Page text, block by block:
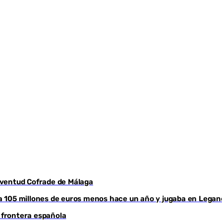
Cofrade de Málaga
millones de euros menos hace un año y jugaba en
española